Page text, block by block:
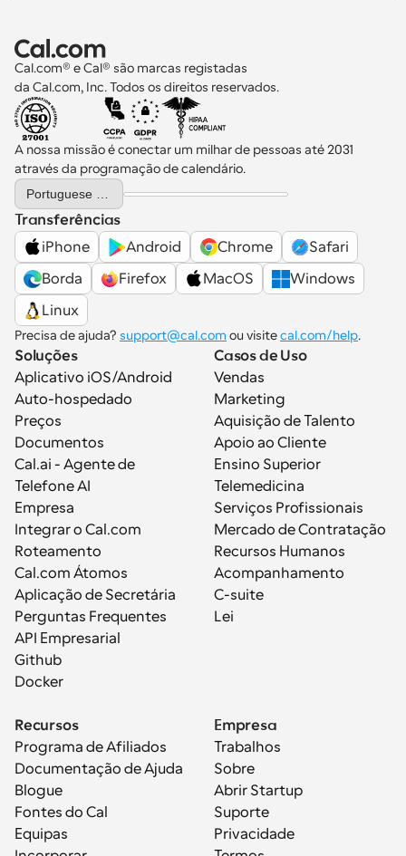
Cal.com® e Cal® são marcas registadas
da Cal.com, Inc. Todos os direitos reservados.
A nossa missão é conectar um milhar de pessoas até 2031
através da programação de calendário.
Select Language
Transferências
iPhone
Android Chrome
Safari
Borda
Firefox MacOS
Windows
Linux
Precisa de ajuda? support@cal.com ou visite cal.com/help.
Soluções
Aplicativo iOS/Android
Auto-hospedado
Preços
Documentos
Cal.ai - Agente de
Telefone AI
Empresa
Integrar o Cal.com
Roteamento
Cal.com Átomos
Aplicação de Secretária
Perguntas Frequentes
API Empresarial
Github
Docker
Casos de Uso
Vendas
Marketing
Aquisição de Talento
Apoio ao Cliente
Ensino Superior
Telemedicina
Serviços Profissionais
Mercado de Contratação
Recursos Humanos
Acompanhamento
C-suite
Lei
Recursos
Programa de Afiliados
Documentação de Ajuda
Blogue
Fontes do Cal
Equipas
Empresa
Trabalhos
Sobre
Abrir Startup
Suporte
Privacidade